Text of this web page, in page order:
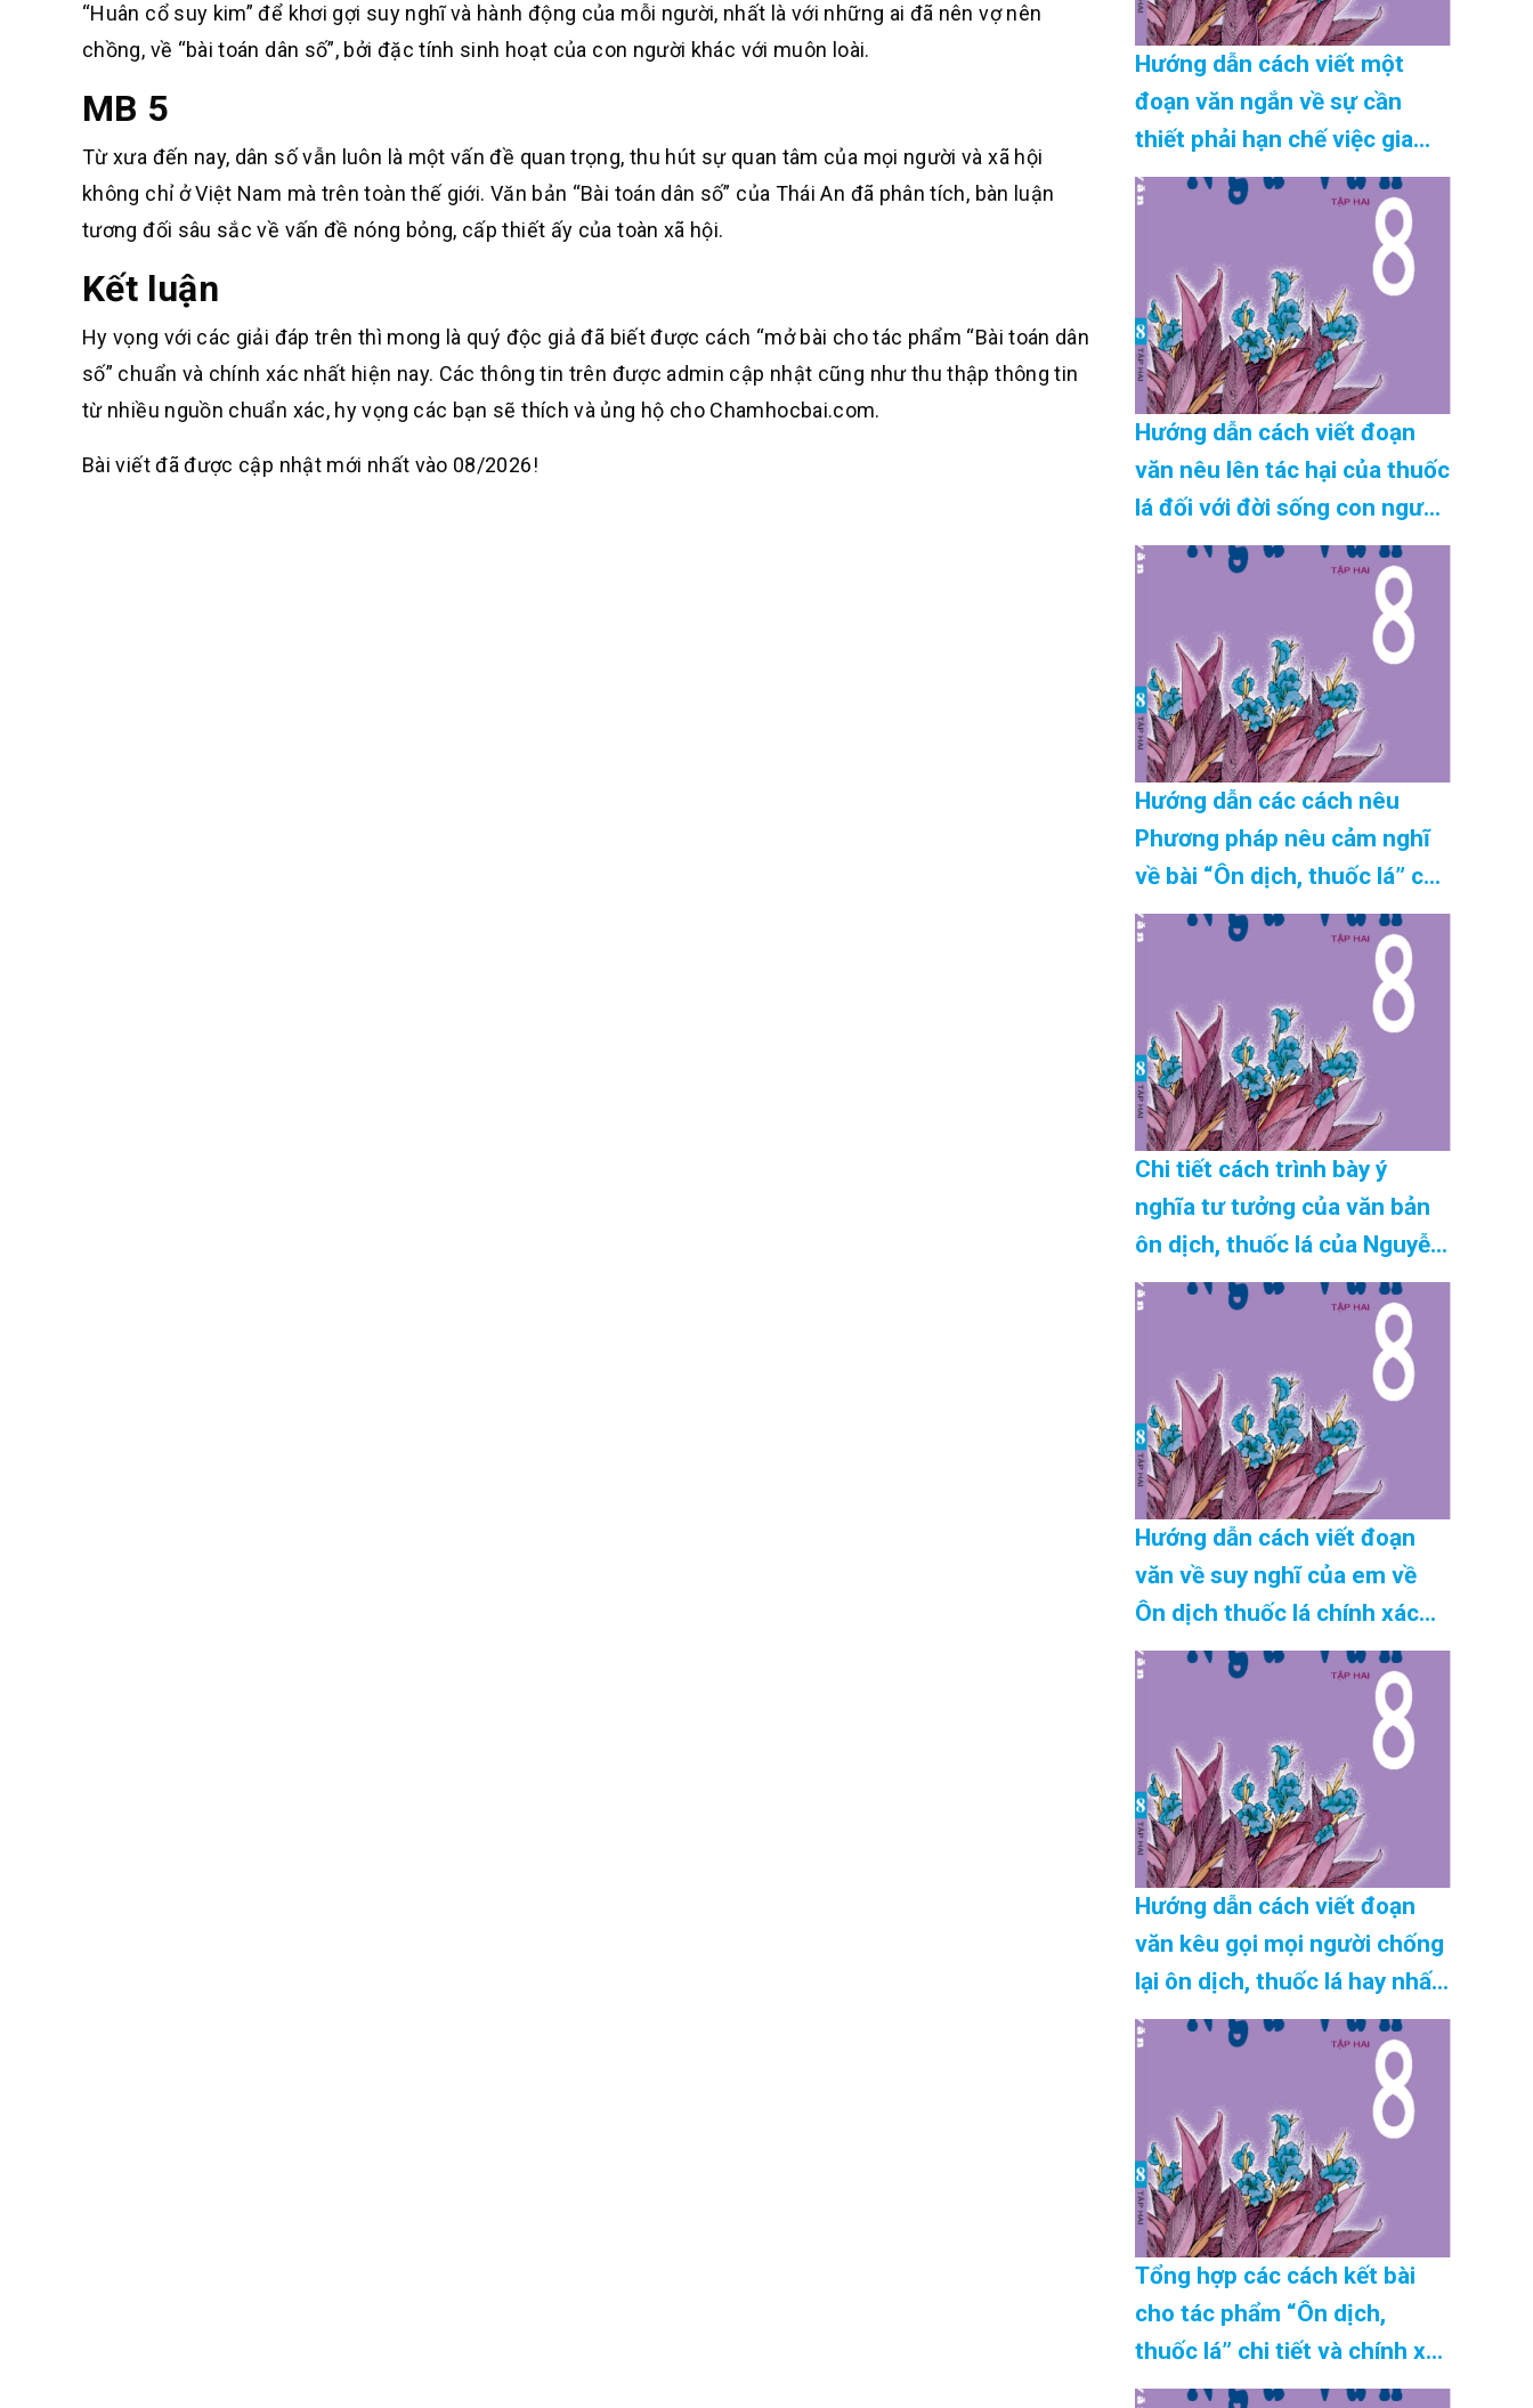
“Huân cổ suy kim” để khơi gợi suy nghĩ và hành động của mỗi người, nhất là với những ai đã nên vợ nên
chồng, về “bài toán dân số”, bởi đặc tính sinh hoạt của con người khác với muôn loài.
MB 5
Từ xưa đến nay, dân số vẫn luôn là một vấn đề quan trọng, thu hút sự quan tâm của mọi người và xã hội
không chỉ ở Việt Nam mà trên toàn thế giới. Văn bản “Bài toán dân số” của Thái An đã phân tích, bàn luận
tương đối sâu sắc về vấn đề nóng bỏng, cấp thiết ấy của toàn xã hội.
Kết luận
Hy vọng với các giải đáp trên thì mong là quý độc giả đã biết được cách “mở bài cho tác phẩm “Bài toán dân
số” chuẩn và chính xác nhất hiện nay. Các thông tin trên được admin cập nhật cũng như thu thập thông tin
từ nhiều nguồn chuẩn xác, hy vọng các bạn sẽ thích và ủng hộ cho Chamhocbai.com.
Bài viết đã được cập nhật mới nhất vào 08/2026!
Hướng dẫn cách viết một
đoạn văn ngắn về sự cần
thiết phải hạn chế việc gia
tăng dân số chuẩn nhất Cập
Nhật 08/2026
Hướng dẫn cách viết đoạn
văn nêu lên tác hại của thuốc
lá đối với đời sống con người
trong đó có sử dụng hai câu
ghép chính xác nhất Cập
Hướng dẫn các cách nêu
Phương pháp nêu cảm nghĩ
về bài “Ôn dịch, thuốc lá” của
Nguyễn Khắc Viện chính xác
nhất Cập Nhật 08/2026
Chi tiết cách trình bày ý
nghĩa tư tưởng của văn bản
ôn dịch, thuốc lá của Nguyễn
Khắc Viện “chuẩn nhất” Cập
Nhật 08/2026
Hướng dẫn cách viết đoạn
văn về suy nghĩ của em về
Ôn dịch thuốc lá chính xác
nhất Cập Nhật 08/2026
Hướng dẫn cách viết đoạn
văn kêu gọi mọi người chống
lại ôn dịch, thuốc lá hay nhất
Cập Nhật 08/2026
Tổng hợp các cách kết bài
cho tác phẩm “Ôn dịch,
thuốc lá” chi tiết và chính xác
nhất Cập Nhật 08/2026